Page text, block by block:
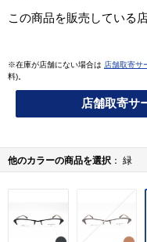
この商品を販売している
※在庫が店舗にない場合は 店舗取寄サ
料)。
店舗取寄サ
他のカラーの商品を選択 緑